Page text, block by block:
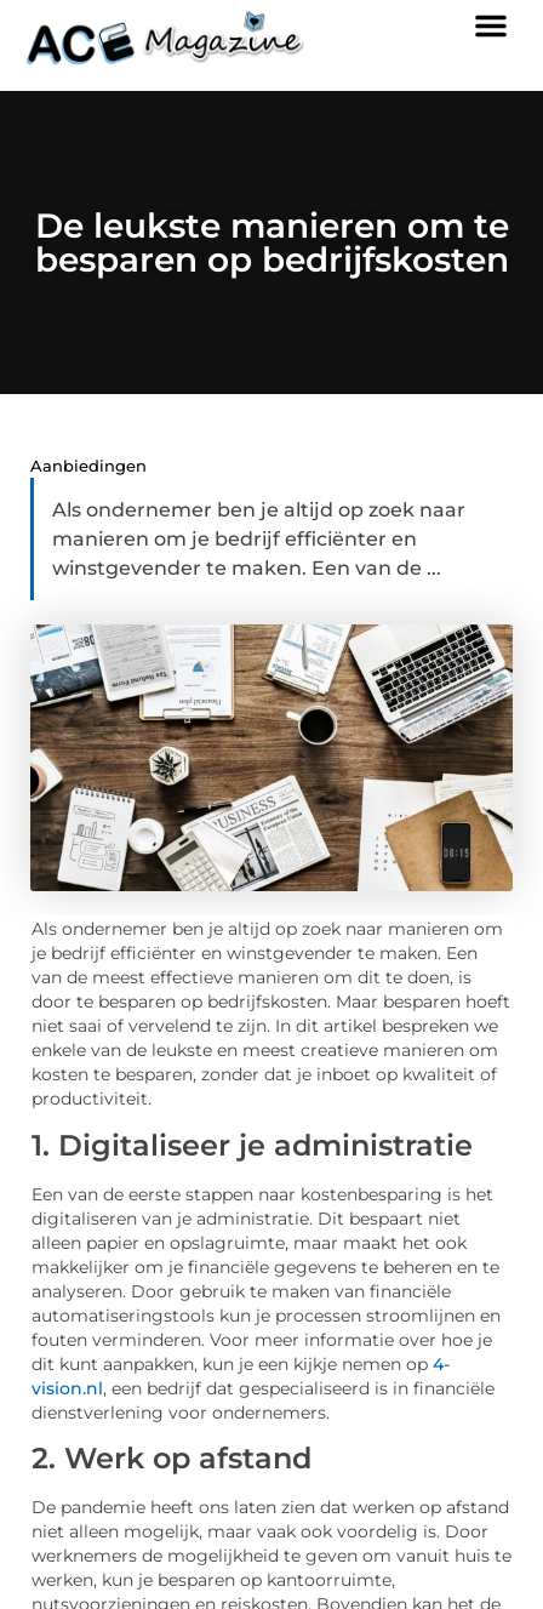
De leukste manieren om te
besparen op bedrijfskosten
Aanbiedingen
Als ondernemer ben je altijd op zoek naar
manieren om je bedrijf efficiënter en
winstgevender te maken. Een van de ...
Als ondernemer ben je altijd op zoek naar manieren om
je bedrijf efficiënter en winstgevender te maken. Een
van de meest effectieve manieren om dit te doen, is
door te besparen op bedrijfskosten. Maar besparen hoeft
niet saai of vervelend te zijn. In dit artikel bespreken we
enkele van de leukste en meest creatieve manieren om
kosten te besparen, zonder dat je inboet op kwaliteit of
productiviteit.
1. Digitaliseer je administratie
Een van de eerste stappen naar kostenbesparing is het
digitaliseren van je administratie. Dit bespaart niet
alleen papier en opslagruimte, maar maakt het ook
makkelijker om je financiële gegevens te beheren en te
analyseren. Door gebruik te maken van financiële
automatiseringstools kun je processen stroomlijnen en
fouten verminderen. Voor meer informatie over hoe je
dit kunt aanpakken, kun je een kijkje nemen op 4-
vision.nl, een bedrijf dat gespecialiseerd is in financiële
dienstverlening voor ondernemers.
2. Werk op afstand
De pandemie heeft ons laten zien dat werken op afstand
niet alleen mogelijk, maar vaak ook voordelig is. Door
werknemers de mogelijkheid te geven om vanuit huis te
werken, kun je besparen op kantoorruimte,
nutsvoorzieningen en reiskosten. Bovendien kan het de